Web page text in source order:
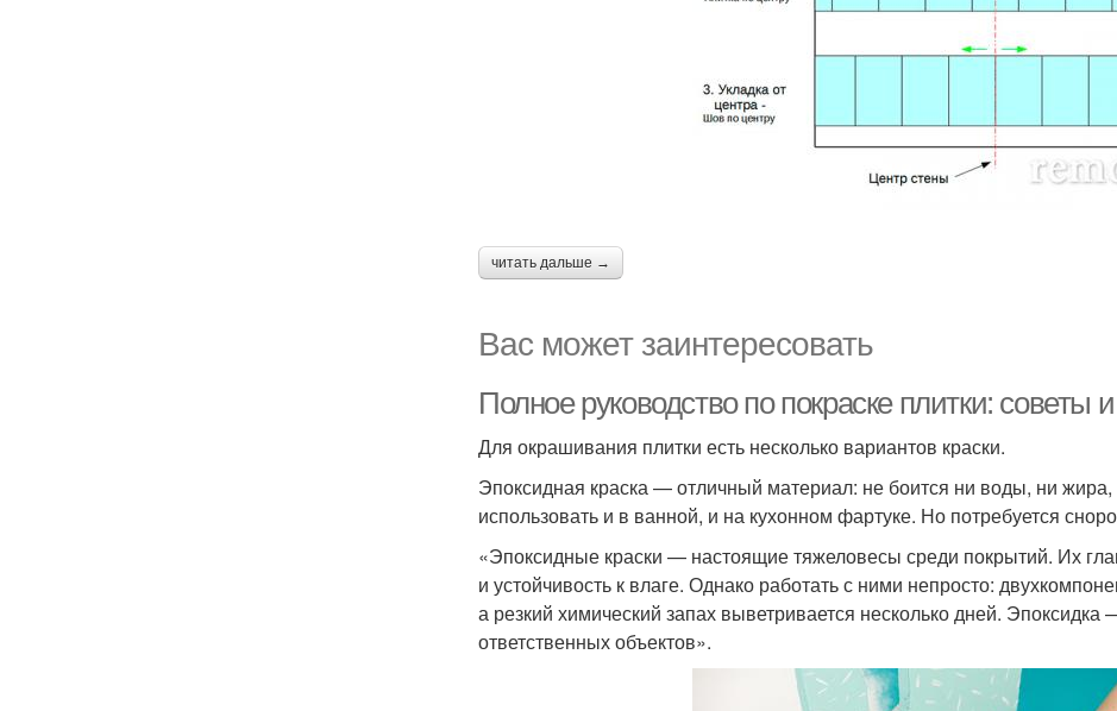
читать дальше →
Вас может заинтересовать
Полное руководство по покраске плитки: советы
Для окрашивания плитки есть несколько вариантов краски.
Эпоксидная краска — отличный материал: не боится ни воды, ни
использовать и в ванной, и на кухонном фартуке. Но потребуется
«Эпоксидные краски — настоящие тяжеловесы среди покрытий. Их
и устойчивость к влаге. Однако работать с ними непросто:
а резкий химический запах выветривается несколько дней.
ответственных объектов».